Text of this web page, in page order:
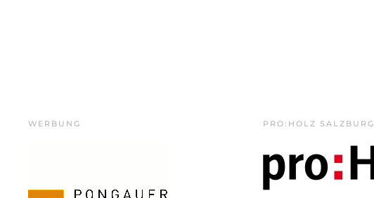
WERBUNG PRO:HOLZ SALZBURG